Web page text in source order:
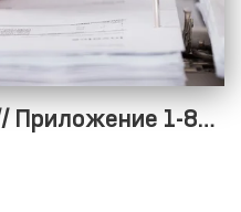
Приложение 1-8
размещения